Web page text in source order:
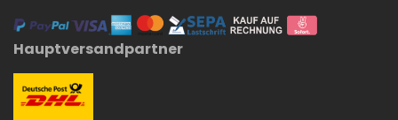
Hauptversandpartner